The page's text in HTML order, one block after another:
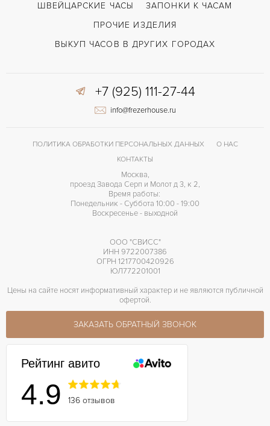
ВОЗМОЖНОСТИ ДОСТАВКИ С документами, С футляром
Застежка с помощью шипа
ШВЕЙЦАРСКИЕ ЧАСЫ
ЗАПОНКИ К ЧАСАМ
ПРОЧИЕ ИЗДЕЛИЯ
ВЫКУП ЧАСОВ В ДРУГИХ ГОРОДАХ
+7 (925) 111-27-44
info@frezerhouse.ru
ПОЛИТИКА ОБРАБОТКИ ПЕРСОНАЛЬНЫХ ДАННЫХ
О НАС
КОНТАКТЫ
Москва,
проезд Завода Серп и Молот д 3, к 2,
Время работы:
Понедельник - Суббота 10:00 - 19:00
Воскресенье - выходной
ООО "СВИСС"
ИНН 9722007386
ОГРН 1217700420926
ЮЛ772201001
Цены на сайте носят информативный характер и не являются публичной
офертой.
ЗАКАЗАТЬ ОБРАТНЫЙ ЗВОНОК
Рейтинг авито
4.9 136 отзывов